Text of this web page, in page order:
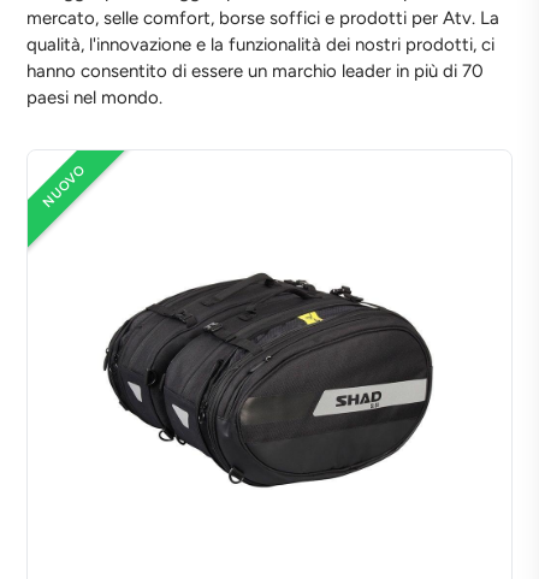
NUOVO
mercato, selle comfort, borse soffici e prodotti per Atv. La
qualità, l'innovazione e la funzionalità dei nostri prodotti, ci
hanno consentito di essere un marchio leader in più di 70
paesi nel mondo.